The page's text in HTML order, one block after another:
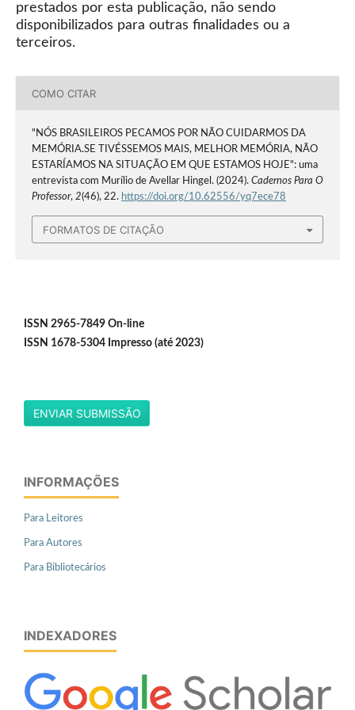
prestados por esta publicação, não sendo
disponibilizados para outras finalidades ou a
terceiros.
COMO CITAR
"NÓS BRASILEIROS PECAMOS POR NÃO CUIDARMOS DA
MEMÓRIA.SE TIVÉSSEMOS MAIS, MELHOR MEMÓRIA, NÃO
ESTARÍAMOS NA SITUAÇÃO EM QUE ESTAMOS HOJE": uma
entrevista com Murílio de Avellar Hingel. (2024). Cadernos Para O
Professor, 2(46), 22. https://doi.org/10.62556/yq7ece78
FORMATOS DE CITAÇÃO
ISSN 2965-7849 On-line
ISSN 1678-5304 Impresso (até 2023)
ENVIAR SUBMISSÃO
INFORMAÇÕES
Para Leitores
Para Autores
Para Bibliotecários
INDEXADORES